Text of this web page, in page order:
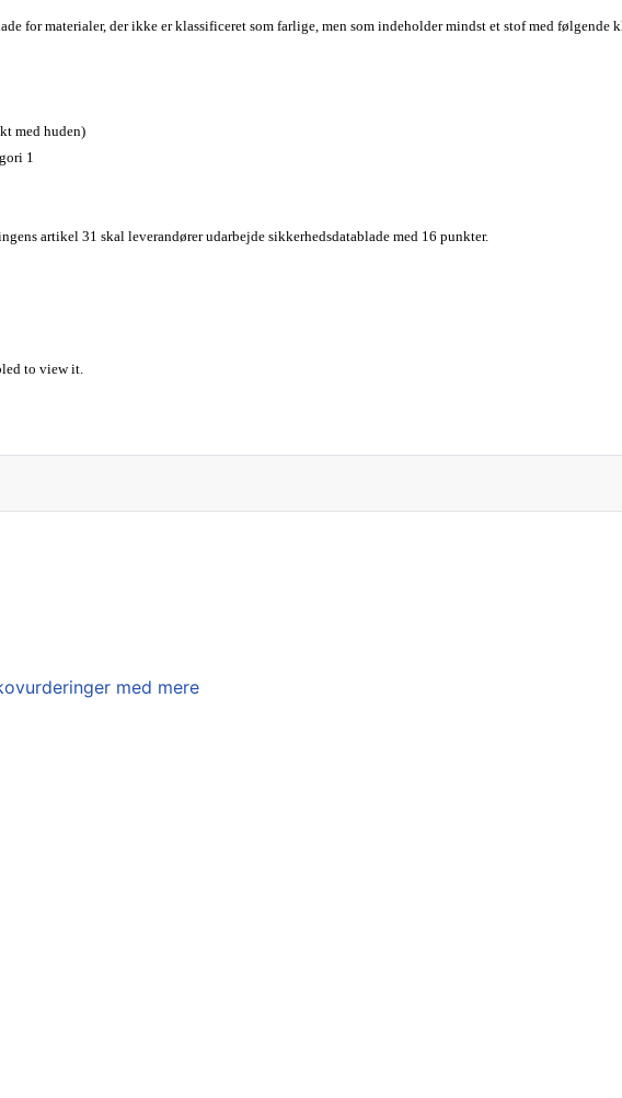
med mere
for materialer, der ikke er klassificeret som farlige, men som indeholder mindst et stof med
med huden)
1
artikel 31 skal leverandører udarbejde sikkerhedsdatablade med 16 punkter.
to view it.